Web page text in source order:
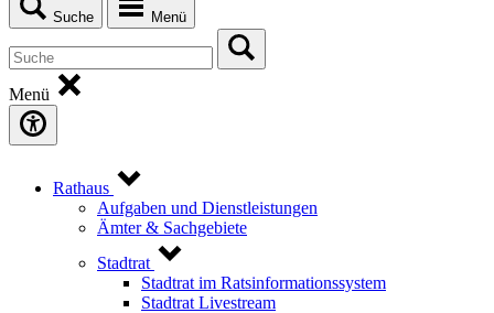
Suche Menü
Menü
Rathaus
Aufgaben und Dienstleistungen
Ämter & Sachgebiete
Stadtrat
Stadtrat im Ratsinformationssystem
Stadtrat Livestream